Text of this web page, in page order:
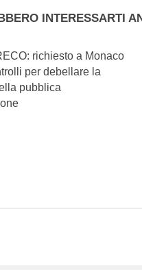
INTERESSARTI
richiesto a Monaco
per debellare la
pubblica